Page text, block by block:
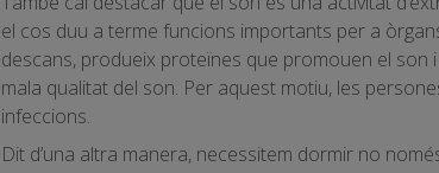
el cos duu a terme funcions importants per a
descans, produeix proteïnes que promouen el
mala qualitat del son. Per aquest motiu, les
infeccions.
Dit d’una altra manera, necessitem dormir no